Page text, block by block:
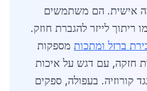
אישית. הם משתמשים
ריתוך לייזר להגברת חוזק.
ברזל ומתכות מספקות
חזקה, עם דגש על איכות
10 שנים נגד קורוזיה. בעפולה, ספקים